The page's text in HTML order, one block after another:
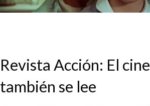
Revista Acción: El cine
también se lee